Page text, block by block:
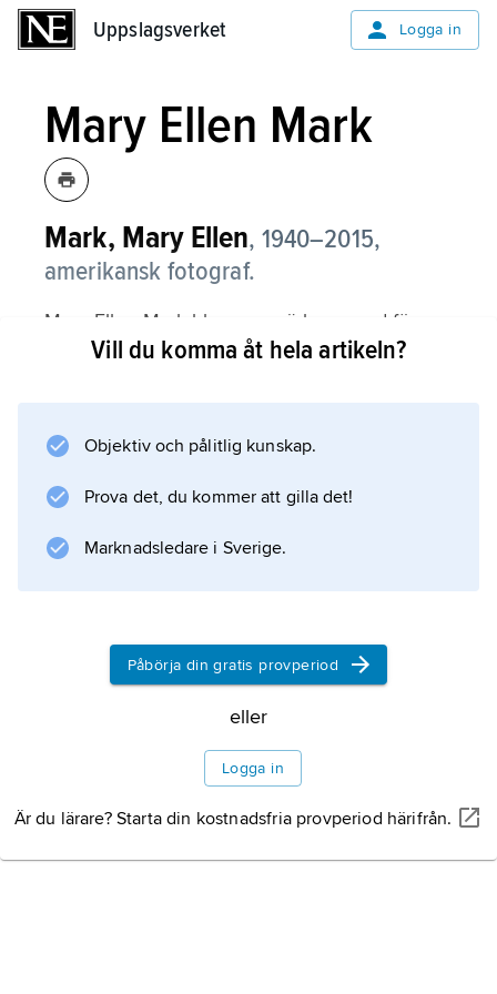
Uppslagsverket Logga in
Mary Ellen Mark
Mark, Mary Ellen, 1940–2015,
amerikansk fotograf.
Mary Ellen Mark blev uppmärksammad för
sina socialrealistiska porträtt präglade av
på orättvisorna i samhället. Hennes böcker
missbrukare, hemlösa familjer och gatubarn i
hon prostitution
Information om artikeln
Vill du komma åt hela artikeln?
Objektiv och pålitlig kunskap.
Prova det, du kommer att gilla det!
Marknadsledare i Sverige.
Påbörja din gratis provperiod
eller
Logga in
Är du lärare? Starta din kostnadsfria provperiod härifrån.